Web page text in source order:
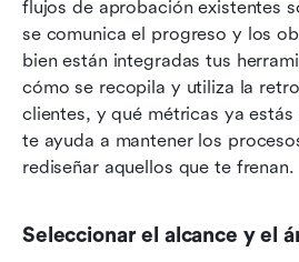
flujos de aprobación existentes
se comunica el progreso y los
bien están integradas tus
cómo se recopila y utiliza la
clientes, y qué métricas ya
te ayuda a mantener los
rediseñar aquellos que te frenan.
Seleccionar el alcance y el